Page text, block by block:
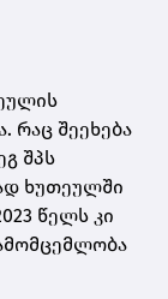
რაც შეეხება
შპს
ხუთეულში
წელს კი